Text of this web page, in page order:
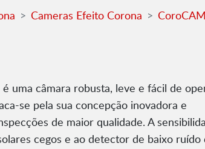
Cameras Efeito Corona
uma câmara robusta, leve e fácil de
se pela sua concepção inovadora e
de maior qualidade. A
cegos e ao detector de baixo ruído